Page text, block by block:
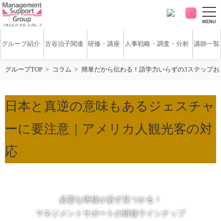
MENU
グループ紹介 古谷治子関連 研修・講座 人事戦略・調査・分析 講師一覧
ホワイトペーパー
無料研修動画 導入実績
営業時間：平日9:30 ～ 18:30
お問い合わせ
グループTOP コラム 簡単だから伝わる！語学力いらずの3ステップ
日本と真逆の意味もあるジェスチャ
ーに要注意｜アメリカ人観光客の対
応
必要な研修が必ず見つかる！
マネジメントサポートの研修ラインナップ